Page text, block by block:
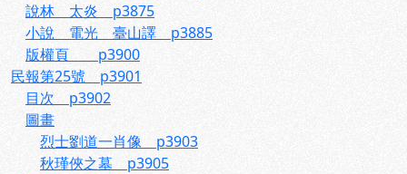
說林 太炎 p3875
小說 電光 臺山譯 p3885
版權頁 p3900
民報第25號 p3901
目次 p3902
圖畫
烈士劉道一肖像 p3903
秋瑾俠之墓 p3905